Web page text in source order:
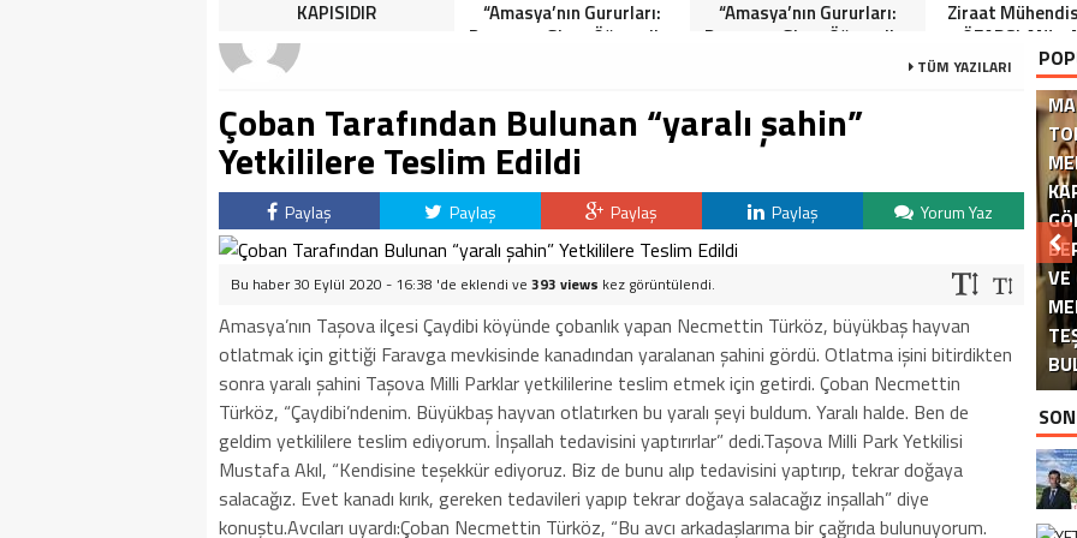
KAPISIDIR
“Amasya’nın Gururları:
Dereceye Giren Öğrenciler
“Amasya’nın Gururları:
Dereceye Giren Öğrenciler
Ziraat
Kandili
TÜM YAZILARI
Çoban Tarafından Bulunan “yaralı şahin”
Yetkililere Teslim Edildi
Paylaş Paylaş Paylaş Paylaş Yorum Yaz
Bu haber 30 Eylül 2020 - 16:38 'de eklendi ve 393 views kez görüntülendi.
Amasya’nın Taşova ilçesi Çaydibi köyünde çobanlık yapan Necmettin Türköz, büyükbaş hayvan
otlatmak için gittiği Faravga mevkisinde kanadından yaralanan şahini gördü. Otlatma işini bitirdikten
sonra yaralı şahini Taşova Milli Parklar yetkililerine teslim etmek için getirdi. Çoban Necmettin
Türköz, “Çaydibi’ndenim. Büyükbaş hayvan otlatırken bu yaralı şeyi buldum. Yaralı halde. Ben de
geldim yetkililere teslim ediyorum. İnşallah tedavisini yaptırırlar” dedi.Taşova Milli Park Yetkilisi
Mustafa Akıl, “Kendisine teşekkür ediyoruz. Biz de bunu alıp tedavisini yaptırıp, tekrar doğaya
salacağız. Evet kanadı kırık, gereken tedavileri yapıp tekrar doğaya salacağız inşallah” diye
konuştu.Avcıları uyardı:Çoban Necmettin Türköz, “Bu avcı arkadaşlarıma bir çağrıda bulunuyorum.
VE